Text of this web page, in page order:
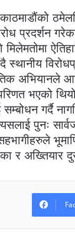
प्रदर्शन
मिलेमतोमा
स्थानीय
अभियानले
भएको
गर्दै
पुनः
र